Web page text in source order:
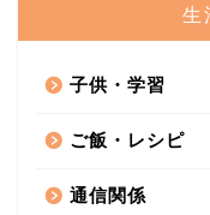
生
子供・学習
ご飯・レシピ
通信関係